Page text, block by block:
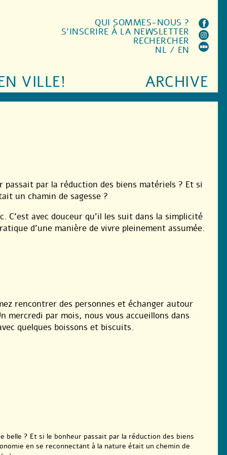
VILLE! ARCHIVE
QUI SOMMES-NOUS ?
S'INSCRIRE À LA NEWSLETTER
RECHERCHER
NL / EN
par la réduction des biens matériels ? Et si
un chamin de sagesse ?
avec douceur qu’il les suit dans la simplicité
d’une manière de vivre pleinement assumée.
rencontrer des personnes et échanger autour
par mois, nous vous accueillons dans
quelques boissons et biscuits.
? Et si le bonheur passait par la réduction des biens
en se reconnectant à la nature était un chemin de